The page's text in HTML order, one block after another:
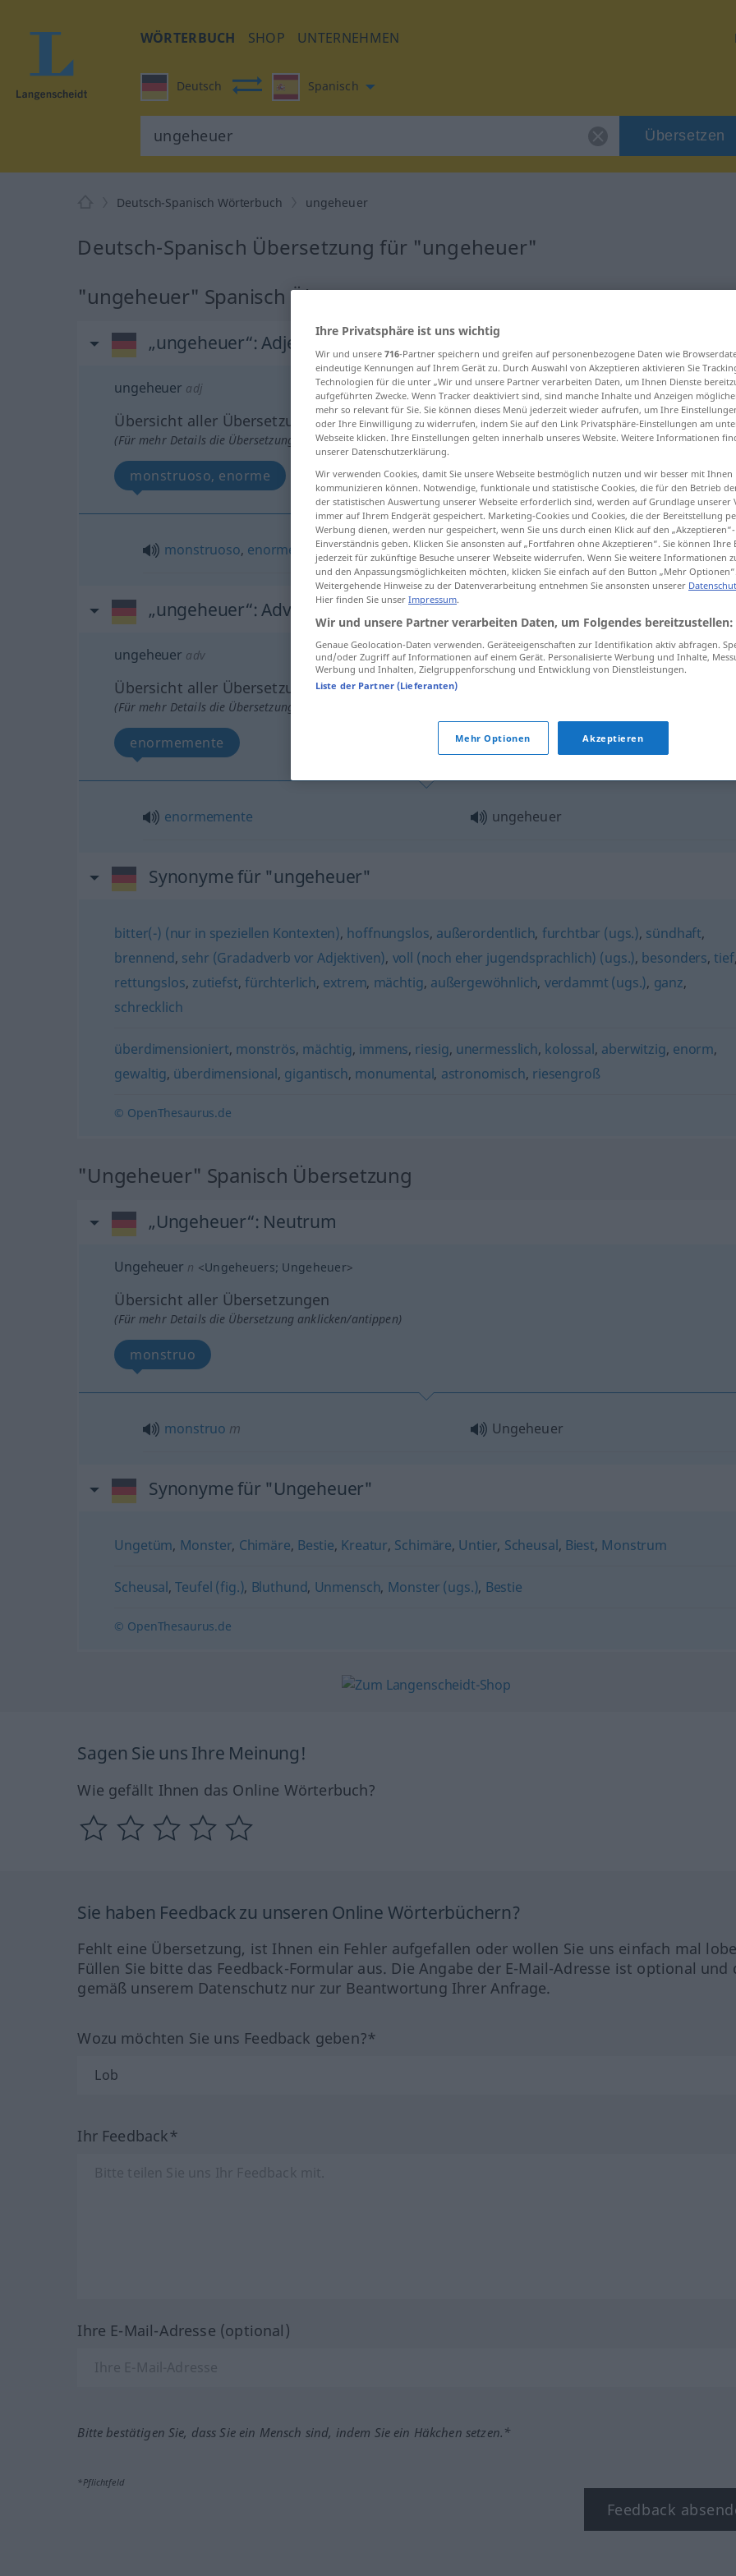
WÖRTERBUCH SHOP UNTERNEHMEN
Deutsch Spanisch
Übersetzen
Deutsch-Spanisch Wörterbuch ungeheuer
Deutsch-Spanisch Übersetzung für "ungeheuer"
"ungeheuer" Spanisch Übersetzung
„ungeheuer“: Adjektiv
ungeheuer adj
Übersicht aller Übersetzungen
(Für mehr Details die Übersetzung anklicken/antippen)
monstruoso, enorme
monstruoso, enorme ungeheuer
„ungeheuer“: Adverb
ungeheuer adv
Übersicht aller Übersetzungen
(Für mehr Details die Übersetzung anklicken/antippen)
enormemente
enormemente ungeheuer
Synonyme für "ungeheuer"
bitter(-) (nur in speziellen Kontexten), hoffnungslos, außerordentlich, furchtbar (ugs.), sündhaft,
brennend, sehr (Gradadverb vor Adjektiven), voll (noch eher jugendsprachlich) (ugs.), besonders,tief
rettungslos, zutiefst, fürchterlich, extrem, mächtig, außergewöhnlich, verdammt (ugs.), ganz,
schrecklich
überdimensioniert, monströs, mächtig, immens, riesig, unermesslich, kolossal, aberwitzig, enorm,
gewaltig, überdimensional, gigantisch, monumental, astronomisch, riesengroß
© OpenThesaurus.de
"Ungeheuer" Spanisch Übersetzung
„Ungeheuer“: Neutrum
Ungeheuer n <Ungeheuers; Ungeheuer>
Übersicht aller Übersetzungen
(Für mehr Details die Übersetzung anklicken/antippen)
monstruo
monstruo m Ungeheuer
Synonyme für "Ungeheuer"
Ungetüm, Monster, Chimäre, Bestie, Kreatur, Schimäre, Untier, Scheusal, Biest, Monstrum
Scheusal,Teufel (fig.), Bluthund, Unmensch, Monster (ugs.), Bestie
© OpenThesaurus.de
Sagen Sie uns Ihre Meinung!
Wie gefällt Ihnen das Online Wörterbuch?
Sie haben Feedback zu unseren Online Wörterbüchern?
Fehlt eine Übersetzung, ist Ihnen ein Fehler aufgefallen oder wollen Sie uns einfach mal
Füllen Sie bitte das Feedback-Formular aus. Die Angabe der E-Mail-Adresse ist optional und
gemäß unserem Datenschutz nur zur Beantwortung Ihrer Anfrage.
Wozu möchten Sie uns Feedback geben?*
Ihr Feedback*
Ihre E-Mail-Adresse (optional)
Bitte bestätigen Sie, dass Sie ein Mensch sind, indem Sie ein Häkchen setzen.*
*Pflichtfeld
Feedback
Ihre Privatsphäre ist uns wichtig
Wir und unsere 716-Partner speichern und greifen auf personenbezogene Daten wie
eindeutige Kennungen auf Ihrem Gerät zu. Durch Auswahl von Akzeptieren aktivieren Sie
Technologien für die unter „Wir und unsere Partner verarbeiten Daten, um Ihnen Dienste
aufgeführten Zwecke. Wenn Tracker deaktiviert sind, sind manche Inhalte und Anzeigen
mehr so relevant für Sie. Sie können dieses Menü jederzeit wieder aufrufen, um Ihre
oder Ihre Einwilligung zu widerrufen, indem Sie auf den Link Privatsphäre-Einstellungen am
Webseite klicken. Ihre Einstellungen gelten innerhalb unseres Website. Weitere Informationen
unserer Datenschutzerklärung.
Wir verwenden Cookies, damit Sie unsere Webseite bestmöglich nutzen und wir besser mit Ihnen
kommunizieren können. Notwendige, funktionale und statistische Cookies, die für den Betrieb
der statistischen Auswertung unserer Webseite erforderlich sind, werden auf Grundlage unserer
immer auf Ihrem Endgerät gespeichert. Marketing-Cookies und Cookies, die der Bereitstellung
Werbung dienen, werden nur gespeichert, wenn Sie uns durch einen Klick auf den
Einverständnis geben. Klicken Sie ansonsten auf „Fortfahren ohne Akzeptieren“. Sie können
jederzeit für zukünftige Besuche unserer Webseite widerrufen. Wenn Sie weitere Informationen
und den Anpassungsmöglichkeiten möchten, klicken Sie einfach auf den Button „Mehr
Weitergehende Hinweise zu der Datenverarbeitung entnehmen Sie ansonsten unserer
Hier finden Sie unser Impressum.
Wir und unsere Partner verarbeiten Daten, um Folgendes bereitzustellen:
Genaue Geolocation-Daten verwenden. Geräteeigenschaften zur Identifikation aktiv abfragen.
und/oder Zugriff auf Informationen auf einem Gerät. Personalisierte Werbung und Inhalte,
Werbung und Inhalten, Zielgruppenforschung und Entwicklung von Dienstleistungen.
Liste der Partner (Lieferanten)
Mehr Optionen Akzeptieren